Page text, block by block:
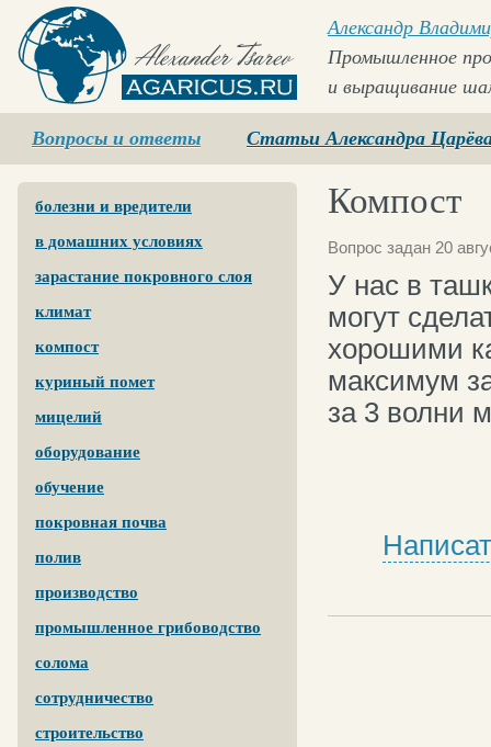
Agaricus.ru
Александр
Промышленное
и выращивание
Вопросы и ответы Статьи Александра
болезни и вредители
в домашних условиях
зарастание покровного слоя
климат
компост
куриный помет
мицелий
оборудование
обучение
покровная почва
полив
производство
промышленное грибоводство
солома
сотрудничество
строительство
Компост
Вопрос задан 20
У нас в
могут
хорошими
максимум
за 3 волни